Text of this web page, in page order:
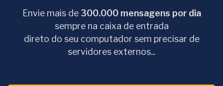
Envie mais de 300.000 mensagens por dia
sempre na caixa de entrada
direto do seu computador sem precisar de
servidores externos...